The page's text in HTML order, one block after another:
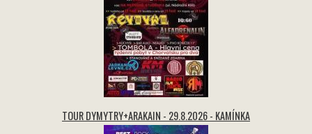
TOUR DYMYTRY+ARAKAIN - 29.8.2026 - KAMÍNKA